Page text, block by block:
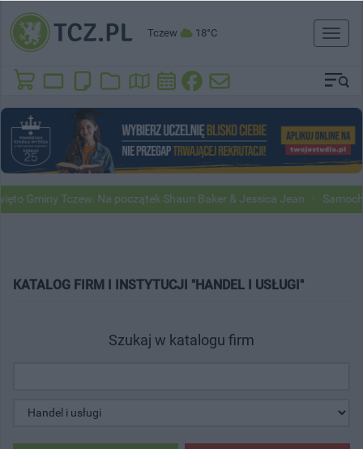
Tczew 18°C
Toggle
Gminy Tczew. Na początek Shaun Baker & Jessica Jean
KATALOG FIRM I INSTYTUCJI "HANDEL I USŁUGI"
Szukaj w katalogu firm